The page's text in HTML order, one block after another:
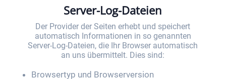
Server-Log-Dateien
Der Provider der Seiten erhebt und speichert
automatisch Informationen in so genannten
Server-Log-Dateien, die Ihr Browser automatisch
an uns übermittelt. Dies sind:
Browsertyp und Browserversion